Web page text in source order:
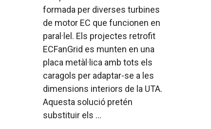
formada per diverses turbines
de motor EC que funcionen en
paral·lel. Els projectes retrofit
ECFanGrid es munten en una
placa metàl·lica amb tots els
caragols per adaptar-se a les
dimensions interiors de la UTA.
Aquesta solució pretén
substituir els ...